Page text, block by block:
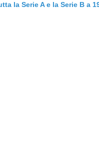
la Serie A e la Serie B a